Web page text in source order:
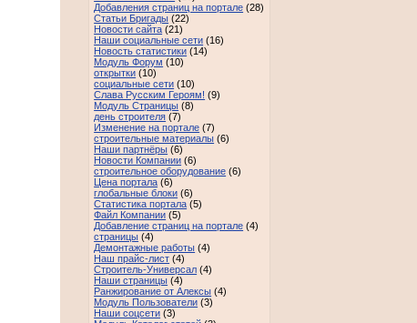
Добавления страниц на портале (28)
Статьи Бригады (22)
Новости сайта (21)
Наши социальные сети (16)
Новость статистики (14)
Модуль Форум (10)
открытки (10)
социальные сети (10)
Слава Русским Героям! (9)
Модуль Страницы (8)
день строителя (7)
Изменение на портале (7)
строительные материалы (6)
Наши партнёры (6)
Новости Компании (6)
строительное оборудование (6)
Цена портала (6)
глобальные блоки (6)
Статистика портала (5)
Файл Компании (5)
Добавление страниц на портале (4)
страницы (4)
Демонтажные работы (4)
Наш прайс-лист (4)
Строитель-Универсал (4)
Наши страницы (4)
Ранжирование от Алексы (4)
Модуль Пользователи (3)
Наши соцсети (3)